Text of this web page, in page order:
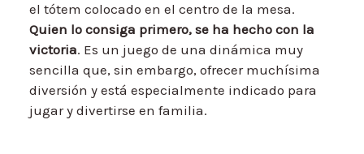
el tótem colocado en el centro de la mesa.
Quien lo consiga primero, se ha hecho con la
victoria. Es un juego de una dinámica muy
sencilla que, sin embargo, ofrecer muchísima
diversión y está especialmente indicado para
jugar y divertirse en familia.